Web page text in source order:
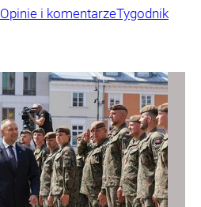
Opinie i komentarzeTygodnik